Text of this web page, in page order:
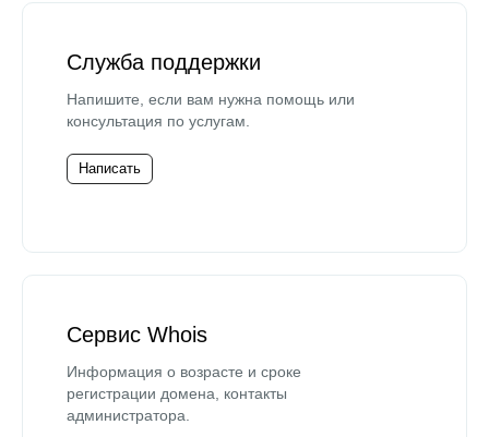
Служба поддержки
Напишите, если вам нужна помощь или
консультация по услугам.
Написать
Сервис Whois
Информация о возрасте и сроке
регистрации домена, контакты
администратора.